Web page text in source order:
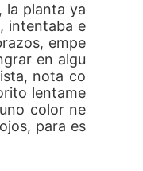
la planta ya
intentaba e
empe
en algu
nota co
lentame
color ne
para es